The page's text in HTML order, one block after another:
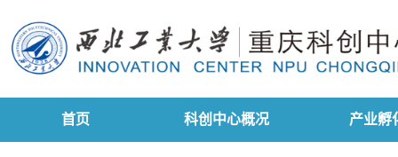
首页 科创中心概况 产业孵